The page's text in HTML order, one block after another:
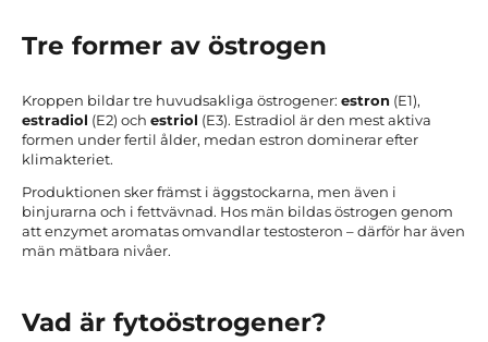
Tre former av östrogen
Kroppen bildar tre huvudsakliga östrogener: estron (E1),
estradiol (E2) och estriol (E3). Estradiol är den mest aktiva
formen under fertil ålder, medan estron dominerar efter
klimakteriet.
Produktionen sker främst i äggstockarna, men även i
binjurarna och i fettvävnad. Hos män bildas östrogen genom
att enzymet aromatas omvandlar testosteron – därför har även
män mätbara nivåer.
Vad är fytoöstrogener?